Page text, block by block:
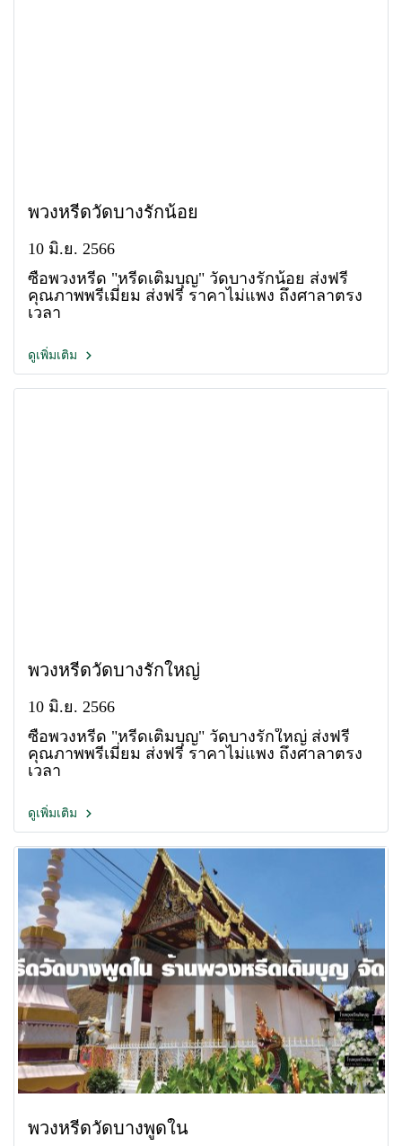
พวงหรีดวัดบางรักน้อย
10 มิ.ย. 2566
ซื้อพวงหรีด "หรีดเติมบุญ" วัดบางรักน้อย ส่งฟรี
คุณภาพพรีเมี่ยม ส่งฟรี ราคาไม่แพง ถึงศาลาตรง
เวลา
ดูเพิ่มเติม
พวงหรีดวัดบางรักใหญ่
10 มิ.ย. 2566
ซื้อพวงหรีด "หรีดเติมบุญ" วัดบางรักใหญ่ ส่งฟรี
คุณภาพพรีเมี่ยม ส่งฟรี ราคาไม่แพง ถึงศาลาตรง
เวลา
ดูเพิ่มเติม
พวงหรีดวัดบางพูดใน